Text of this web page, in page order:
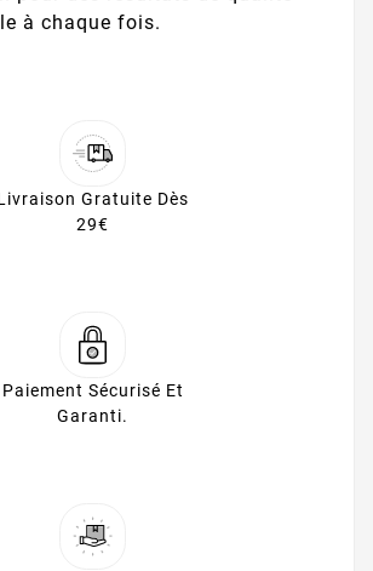
à chaque fois.
Gratuite Dès
29€
Paiement Sécurisé Et
Garanti.